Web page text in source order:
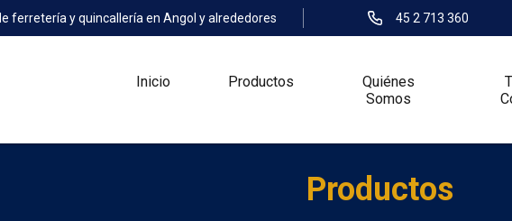
ferretería y quincallería en Angol y alrededores 45 2 713 360
Inicio Productos
Quiénes
Somos
Productos